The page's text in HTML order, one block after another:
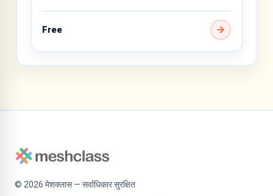
Free
© 2026 मेशक्लास — सर्वाधिकार सुरक्षित